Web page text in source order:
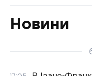
Новини